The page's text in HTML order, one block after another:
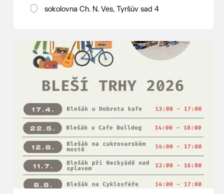
18:00 - ruční stavění máje
14:00 - krojový průvod pro stárky od
hostince “U Buvola”
16:00 - odpolední zábava na sokolovně
21:00 - večerní zábava
K tanci a poslechu bude hrát DH
Lanžhotčané.
Těšíme se na Vás!
sokolovna Ch. N. Ves, Tyršův sad 4